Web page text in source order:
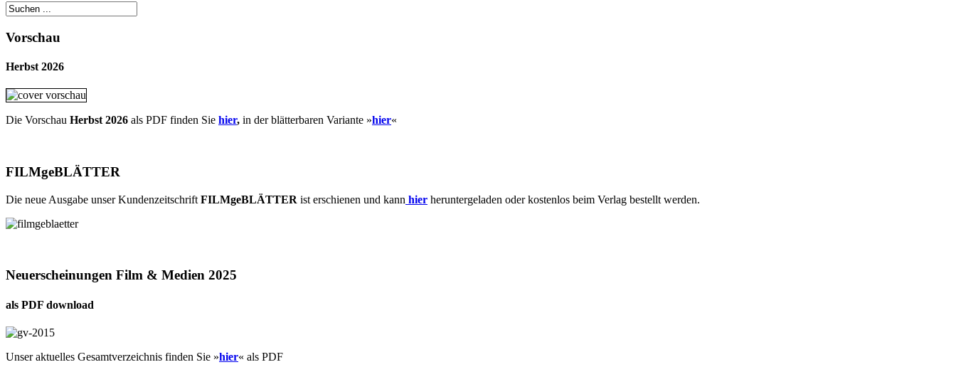
Vorschau
Herbst 2026
Die Vorschau Herbst 2026 als PDF finden Sie hier, in der blätterbaren Variante »hier«
FILMgeBLÄTTER
Die neue Ausgabe unser Kundenzeitschrift FILMgeBLÄTTER ist erschienen und kann hier heruntergeladen oder kostenlos beim Verlag bestellt werden.
Neuerscheinungen Film & Medien 2025
als PDF download
Unser aktuelles Gesamtverzeichnis finden Sie »hier« als PDF